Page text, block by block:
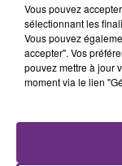
TAYLOR
Elizabeth
18h01
18h01
Vous pouvez
sélectionnant les
Vous pouvez
accepter". Vos
pouvez mettre à jour
moment via le lien